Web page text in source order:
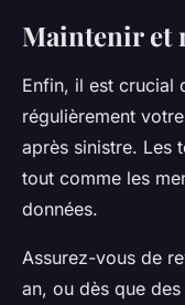
Maintenir et
Enfin, il est crucial
régulièrement
après sinistre. Les
tout comme les
données.
Assurez-vous de
an, ou dès que